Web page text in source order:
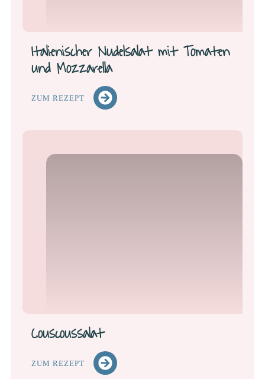
Italienischer Nudelsalat mit Tomaten
und Mozzarella
ZUM REZEPT
Couscoussalat
ZUM REZEPT